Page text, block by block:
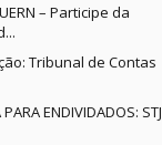
– Participe da
Tribunal de Contas
ENDIVIDADOS: STJ